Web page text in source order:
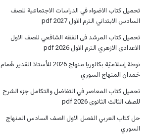
تحميل كتاب الاضواء في الدراسات الاجتماعية للصف
السادس الابتدائي الترم الاول 2027 pdf
تحميل كتاب المرشد فى الفقه الشافعي للصف الاول
الاعدادى الازهري الترم الاول 2026 pdf
نوطة إسلاميّة بكالوريا منهاج 2026 للأستاذ القدير هُمام
حَمدان المنهاج السوري
تحميل كتاب المعاصر في التفاضل والتكامل جزء الشرح
للصف الثالث الثانوى 2026 pdf
حل كتاب العربي الفصل الاول الصف السادس المنهاج
السوري